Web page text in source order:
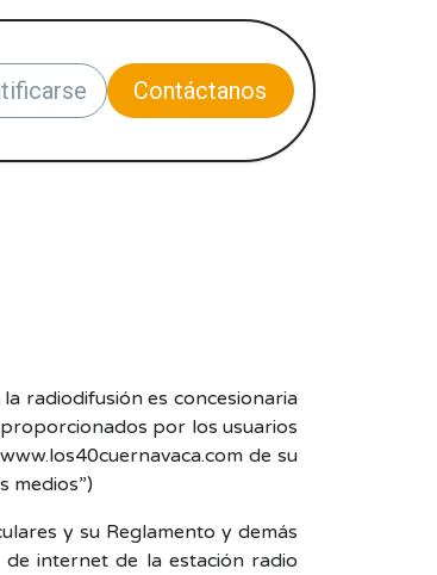
Conmigo Pantalla Mega Led
Contáctanos
la radiodifusión es concesionaria
por los usuarios
de su
medios”)
y su Reglamento y demás
de internet de la estación radio